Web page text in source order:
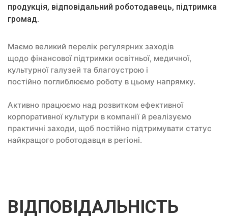
продукція, відповідальний роботодавець, підтримка
громад.
Маємо великий перелік регулярних заходів
щодо фінансової підтримки освітньої, медичної,
культурної галузей та благоустрою і
постійно поглиблюємо роботу в цьому напрямку.
Активно працюємо над розвитком ефективної
корпоративної культури в компанії й реалізуємо
практичні заходи, щоб постійно підтримувати статус
найкращого роботодавця в регіоні.
ВІДПОВІДАЛЬНІСТЬ